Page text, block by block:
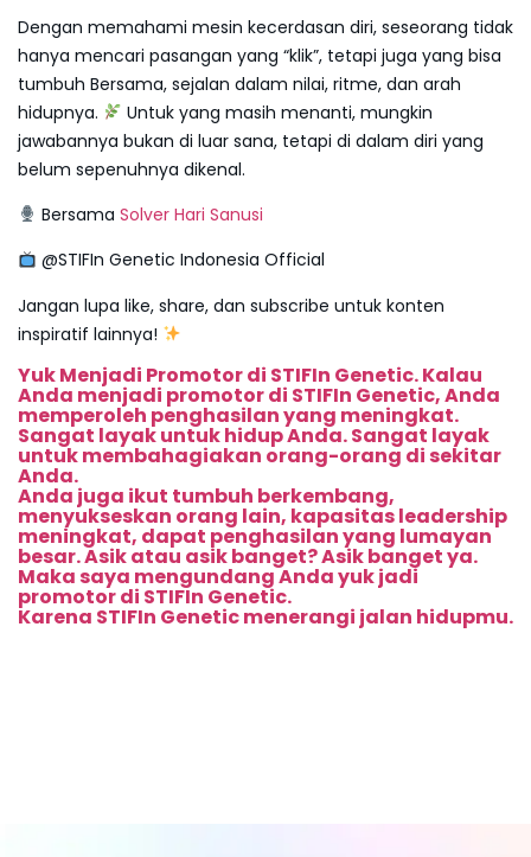
Dengan memahami mesin kecerdasan diri, seseorang tidak
hanya mencari pasangan yang “klik”, tetapi juga yang bisa
tumbuh Bersama, sejalan dalam nilai, ritme, dan arah
hidupnya.
Untuk yang masih menanti, mungkin
jawabannya bukan di luar sana, tetapi di dalam diri yang
belum sepenuhnya dikenal.
Bersama Solver Hari Sanusi
@STIFIn Genetic Indonesia Official
Jangan lupa like, share, dan subscribe untuk konten
inspiratif lainnya!
Yuk Menjadi Promotor di STIFIn Genetic. Kalau
Anda menjadi promotor di STIFIn Genetic, Anda
memperoleh penghasilan yang meningkat.
Sangat layak untuk hidup Anda. Sangat layak
untuk membahagiakan orang-orang di sekitar
Anda.
Anda juga ikut tumbuh berkembang,
menyukseskan orang lain, kapasitas leadership
meningkat, dapat penghasilan yang lumayan
besar. Asik atau asik banget? Asik banget ya.
Maka saya mengundang Anda yuk jadi
promotor di STIFIn Genetic.
Karena STIFIn Genetic menerangi jalan hidupmu.